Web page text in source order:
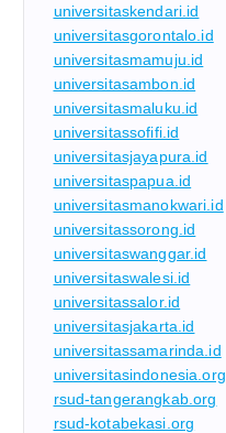
universitaskendari.id
universitasgorontalo.id
universitasmamuju.id
universitasambon.id
universitasmaluku.id
universitassofifi.id
universitasjayapura.id
universitaspapua.id
universitasmanokwari.id
universitassorong.id
universitaswanggar.id
universitaswalesi.id
universitassalor.id
universitasjakarta.id
universitassamarinda.id
universitasindonesia.org
rsud-tangerangkab.org
rsud-kotabekasi.org